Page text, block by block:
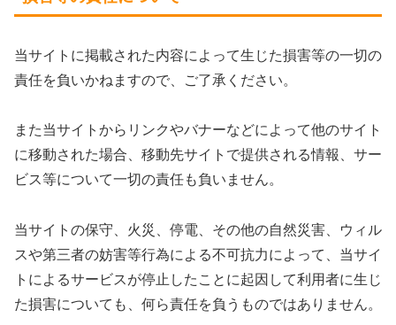
当サイトに掲載された内容によって生じた損害等の一切の
責任を負いかねますので、ご了承ください。
また当サイトからリンクやバナーなどによって他のサイト
に移動された場合、移動先サイトで提供される情報、サー
ビス等について一切の責任も負いません。
当サイトの保守、火災、停電、その他の自然災害、ウィル
スや第三者の妨害等行為による不可抗力によって、当サイ
トによるサービスが停止したことに起因して利用者に生じ
た損害についても、何ら責任を負うものではありません。